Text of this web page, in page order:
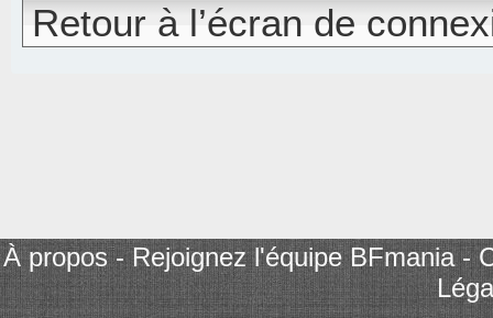
Retour à l’écran de
À propos-Rejoignez l'équipe BFmania-